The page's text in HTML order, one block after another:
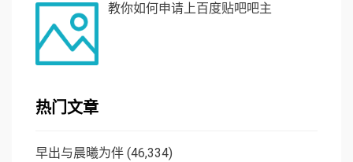
教你如何申请上百度贴吧吧主
热门文章
早出与晨曦为伴 (46,334)